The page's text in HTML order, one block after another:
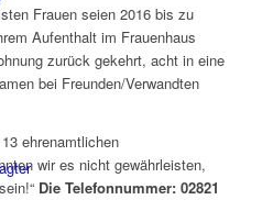
Frauen seien 2016 bis zu
Aufenthalt im Frauenhaus
zurück gekehrt, acht in eine
bei Freunden/Verwandten
ehrenamtlichen
wir es nicht gewährleisten,
Die Telefonnummer: 02821